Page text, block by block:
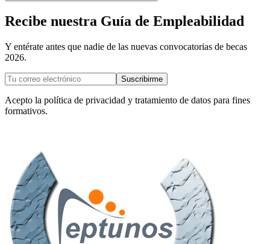
Recibe nuestra Guía de Empleabilidad
Y entérate antes que nadie de las nuevas convocatorias de becas
2026.
Suscribirme
Acepto la política de privacidad y tratamiento de datos para fines
formativos.